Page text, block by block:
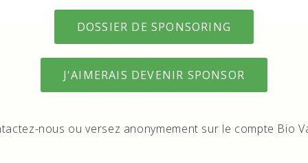
DOSSIER DE SPONSORING
J'AIMERAIS DEVENIR SPONSOR
nous ou versez anonymement sur le compte Bio